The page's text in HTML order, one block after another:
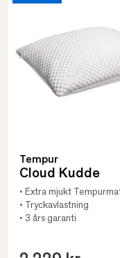
Tempur
Cloud Kudde
• Extra mjukt
• Tryckavlastning
• 3 års garanti